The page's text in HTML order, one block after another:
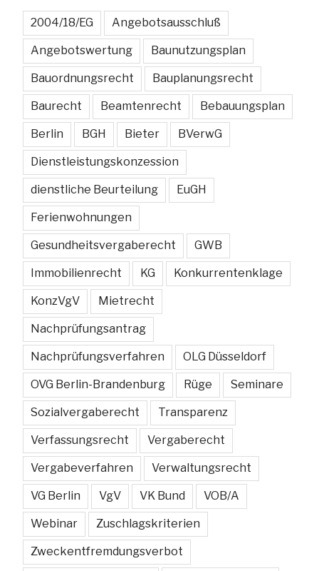
2004/18/EG Angebotsausschluß
Angebotswertung Baunutzungsplan
Bauordnungsrecht Bauplanungsrecht
Baurecht Beamtenrecht Bebauungsplan
Berlin BGH Bieter BVerwG
Dienstleistungskonzession
dienstliche Beurteilung EuGH
Ferienwohnungen
Gesundheitsvergaberecht GWB
Immobilienrecht KG Konkurrentenklage
KonzVgV Mietrecht
Nachprüfungsantrag
Nachprüfungsverfahren OLG Düsseldorf
OVG Berlin-Brandenburg Rüge Seminare
Sozialvergaberecht Transparenz
Verfassungsrecht Vergaberecht
Vergabeverfahren Verwaltungsrecht
VG Berlin VgV VK Bund VOB/A
Webinar Zuschlagskriterien
Zweckentfremdungsverbot